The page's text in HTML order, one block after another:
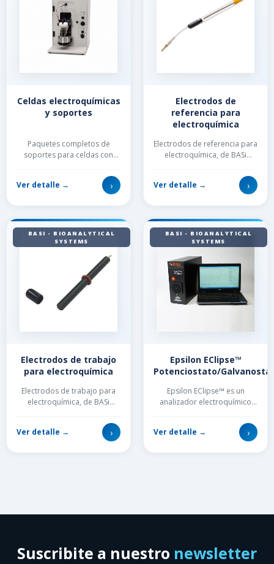
Celdas electroquímicas
y soportes
Paquetes completos de
soportes para celdas con
electroanalíticos....
Ver detalle → ›
Electrodos de
referencia para
electroquímica
Electrodos de referencia para
electroquímica, de BASi
variedad de modelos,
materiales y f...
Ver detalle → ›
BASI - BIOANALYTICAL
SYSTEMS
Electrodos de trabajo
para electroquímica
Electrodos de trabajo para
electroquímica, de BASi
variedad de modelos,
materiales y form...
Ver detalle → ›
BASI - BIOANALYTICAL
SYSTEMS
Epsilon EClipse™
Potenciostato/
Epsilon EClipse™ es un
analizador electroquímico
con un segundo electrodo de
tra...
Ver detalle → ›
Suscribite a nuestro newsletter